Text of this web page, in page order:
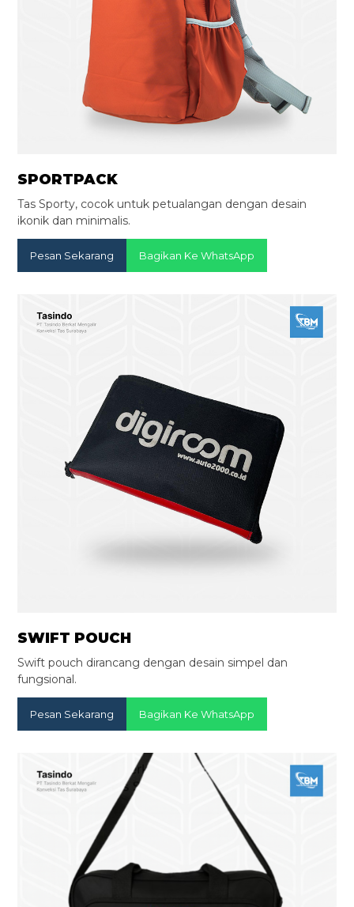
SPORTPACK
Tas Sporty, cocok untuk petualangan dengan desain
ikonik dan minimalis.
Pesan Sekarang Bagikan Ke WhatsApp
SWIFT POUCH
Swift pouch dirancang dengan desain simpel dan
fungsional.
Pesan Sekarang Bagikan Ke WhatsApp